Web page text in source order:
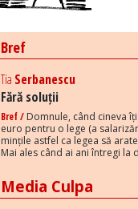
Bref
Tia Serbanescu
Fără soluții
Bref / Domnule, când cineva
euro pentru o lege (a
mințile astfel ca legea să
Mai ales când ai ani întregi la
Media Culpa